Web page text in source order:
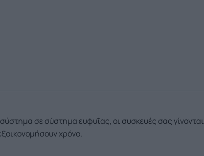
σε σύστημα ευφυΐας, οι συσκευές σας γίνονται
χρόνο.